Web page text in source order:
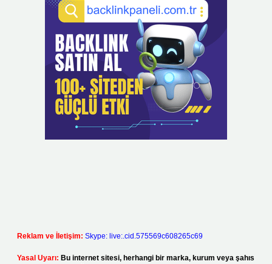
Reklam ve İletişim: Skype: live:.cid.575569c608265c69
Yasal Uyarı: Bu internet sitesi, herhangi bir marka, kurum veya şahıs